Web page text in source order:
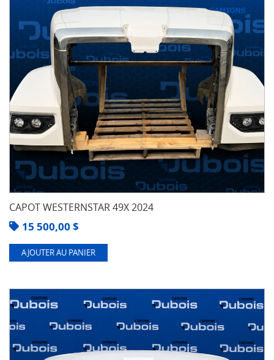
CAPOT WESTERNSTAR 49X 2024
15 500,00 $
AJOUTER AU PANIER